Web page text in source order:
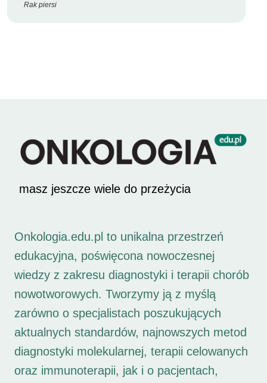
Rak piersi
masz jeszcze wiele do przeżycia
Onkologia.edu.pl to unikalna przestrzeń
edukacyjna, poświęcona nowoczesnej
wiedzy z zakresu diagnostyki i terapii chorób
nowotworowych. Tworzymy ją z myślą
zarówno o specjalistach poszukujących
aktualnych standardów, najnowszych metod
diagnostyki molekularnej, terapii celowanych
oraz immunoterapii, jak i o pacjentach,